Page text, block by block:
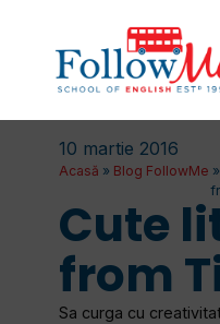
10 martie 2016
Acasă » Blog FollowMe »
Cute
from
Sa curga cu